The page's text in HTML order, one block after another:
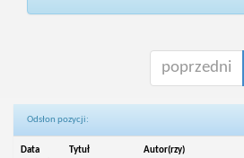
poprzedni
Odsłon pozycji:
Data
Tytuł Autor(rzy)